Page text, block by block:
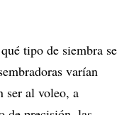
tipo de siembra se
varían
ser al voleo, a